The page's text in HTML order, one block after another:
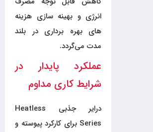
انرژی و بهینه سازی هزینه
های بهره برداری در بلند
مدت می‌گردد.
عملکرد پایدار در
شرایط کاری مداوم
درایر جذبی Heatless
Series برای کارکرد پیوسته و